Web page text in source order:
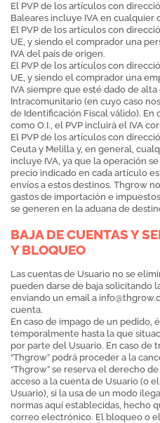
El PVP de los artículos con
Baleares incluye IVA en cualquier
El PVP de los artículos con
UE, y siendo el comprador una
IVA del país de origen.
El PVP de los artículos con
UE, y siendo el comprador una
IVA siempre que esté dado de
Intracomunitario (en cuyo caso
de Identificación Fiscal válido). En
como O.I., el PVP incluirá el IVA
El PVP de los artículos con
Ceuta y Melilla y, en general,
incluye IVA, ya que la operación
precio indicado en cada artículo
envíos a estos destinos. Thgrow
gastos de importación e impuestos
se generen en la aduana de
BAJA DE CUENTAS Y
Y BLOQUEO
Las cuentas de Usuario no se
pueden darse de baja solicitando
enviando un email a
cuenta.
En caso de impago de un pedido,
temporalmente hasta la que
por parte del Usuario. En caso de
“Thgrow” podrá proceder a la
“Thgrow” se reserva el derecho
acceso a la cuenta de Usuario (o
Usuario), si la usa de un modo
normas aquí establecidas, hecho
correo electrónico. El bloqueo o